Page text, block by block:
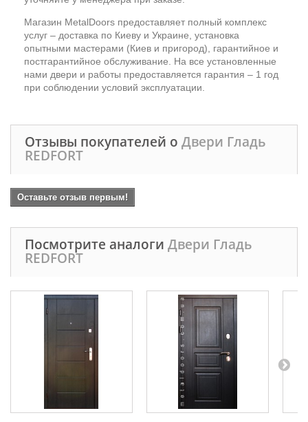
Магазин MetalDoors предоставляет полный комплекс
услуг – доставка по Киеву и Украине, установка
опытными мастерами (Киев и пригород), гарантийное и
постгарантийное обслуживание. На все установленные
нами двери и работы предоставляется гарантия – 1 год
при соблюдении условий эксплуатации.
Отзывы покупателей о Двери Гладь
REDFORT
Оставьте отзыв первым!
Посмотрите аналоги Двери Гладь
REDFORT